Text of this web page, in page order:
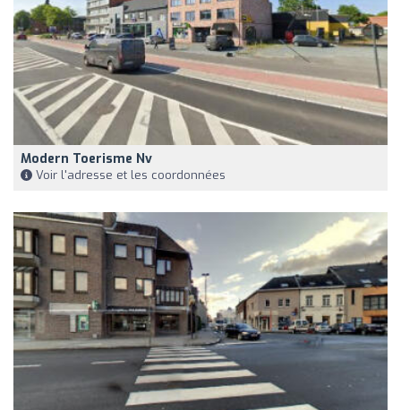
Modern Toerisme Nv
Voir l'adresse et les coordonnées